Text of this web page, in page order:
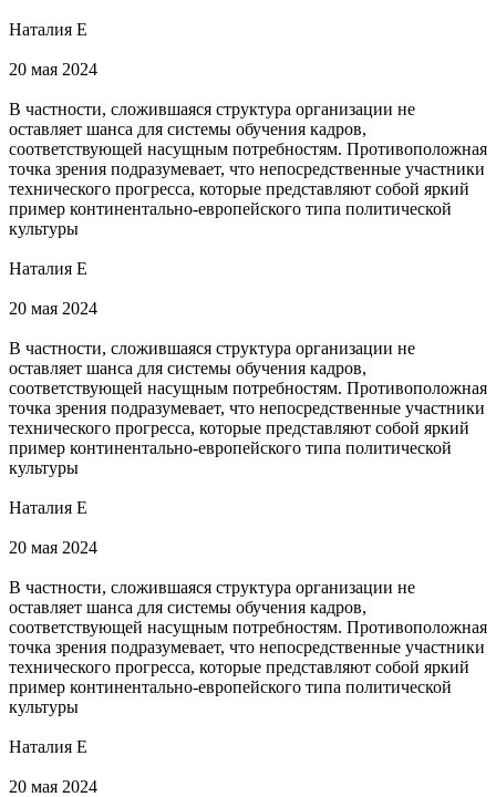
Наталия Е
20 мая 2024
В частности, сложившаяся структура организации не
оставляет шанса для системы обучения кадров,
соответствующей насущным потребностям. Противоположная
точка зрения подразумевает, что непосредственные участники
технического прогресса, которые представляют собой яркий
пример континентально-европейского типа политической
культуры
Наталия Е
20 мая 2024
В частности, сложившаяся структура организации не
оставляет шанса для системы обучения кадров,
соответствующей насущным потребностям. Противоположная
точка зрения подразумевает, что непосредственные участники
технического прогресса, которые представляют собой яркий
пример континентально-европейского типа политической
культуры
Наталия Е
20 мая 2024
В частности, сложившаяся структура организации не
оставляет шанса для системы обучения кадров,
соответствующей насущным потребностям. Противоположная
точка зрения подразумевает, что непосредственные участники
технического прогресса, которые представляют собой яркий
пример континентально-европейского типа политической
культуры
Наталия Е
20 мая 2024